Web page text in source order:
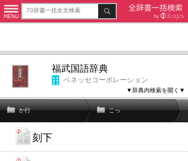
福武国語辞典
ベネッセコーポレーション
▼辞典内検索を開く▼
か行 こっ
刻下